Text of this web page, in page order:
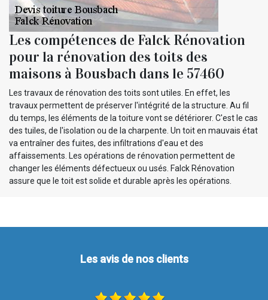
Les compétences de Falck Rénovation
pour la rénovation des toits des
maisons à Bousbach dans le 57460
Les travaux de rénovation des toits sont utiles. En effet, les
travaux permettent de préserver l'intégrité de la structure. Au fil
du temps, les éléments de la toiture vont se détériorer. C'est le cas
des tuiles, de l'isolation ou de la charpente. Un toit en mauvais état
va entraîner des fuites, des infiltrations d'eau et des
affaissements. Les opérations de rénovation permettent de
changer les éléments défectueux ou usés. Falck Rénovation
assure que le toit est solide et durable après les opérations.
Les avis de nos clients